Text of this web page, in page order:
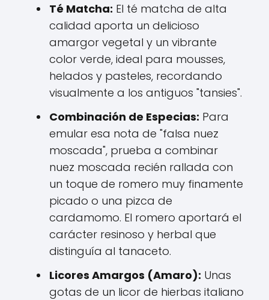
Té Matcha: El té matcha de alta
calidad aporta un delicioso
amargor vegetal y un vibrante
color verde, ideal para mousses,
helados y pasteles, recordando
visualmente a los antiguos "tansies".
Combinación de Especias: Para
emular esa nota de "falsa nuez
moscada", prueba a combinar
nuez moscada recién rallada con
un toque de romero muy finamente
picado o una pizca de
cardamomo. El romero aportará el
carácter resinoso y herbal que
distinguía al tanaceto.
Licores Amargos (Amaro): Unas
gotas de un licor de hierbas italiano